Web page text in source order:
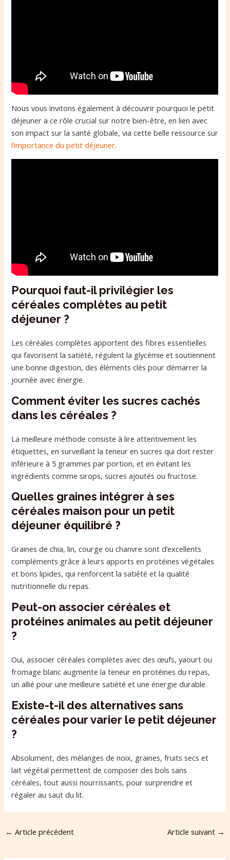
Nous vous invitons également à découvrir pourquoi le petit
déjeuner a ce rôle crucial sur notre bien-être, en lien avec
son impact sur la santé globale, via cette belle ressource sur
l’importance du petit déjeuner.
Pourquoi faut-il privilégier les
céréales complètes au petit
déjeuner ?
Les céréales complètes apportent des fibres essentielles
qui favorisent la satiété, régulent la glycémie et soutiennent
une bonne digestion, des éléments clés pour démarrer la
journée avec énergie.
Comment éviter les sucres cachés
dans les céréales ?
La meilleure méthode consiste à lire attentivement les
étiquettes, en surveillant la teneur en sucres qui doit rester
inférieure à 5 grammes par portion, et en évitant les
ingrédients comme sirops, sucres ajoutés ou fructose.
Quelles graines intégrer à ses
céréales maison pour un petit
déjeuner équilibré ?
Graines de chia, lin, courge ou chanvre sont d’excellents
compléments grâce à leurs apports en protéines végétales
et bons lipides, qui renforcent la satiété et la qualité
nutritionnelle du repas.
Peut-on associer céréales et
protéines animales au petit déjeuner
?
Oui, associer céréales complètes avec des œufs, yaourt ou
fromage blanc augmente la teneur en protéines du repas,
un allié pour une meilleure satiété et une énergie durable.
Existe-t-il des alternatives sans
céréales pour varier le petit déjeuner
?
Absolument, des mélanges de noix, graines, fruits secs et
lait végétal permettent de composer des bols sans
céréales, tout aussi nourrissants, pour surprendre et
régaler au saut du lit.
← Article précédent Article suivant →